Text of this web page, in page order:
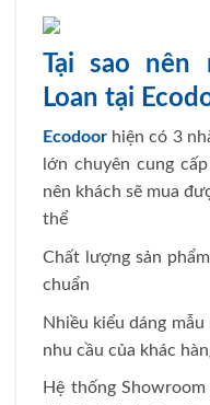
Tại sao nên
Loan tại
Ecodoor hiện có 3
lớn chuyên cung
nên khách sẽ mua
thể
Chất lượng sản
chuẩn
Nhiều kiểu dáng
nhu cầu của khác
Hệ thống